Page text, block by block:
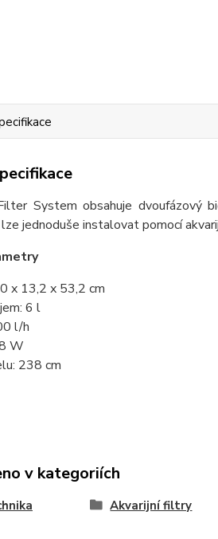
System obsahuje dvoufázový
jednoduše instalovat pomocí
x 13,2 x 53,2 cm
6 l
l/h
W
238 cm
v kategoriích
Akvarijní filtry